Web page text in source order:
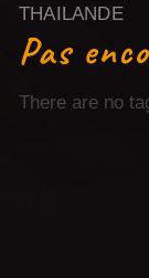
THAILANDE
Pas
There are no